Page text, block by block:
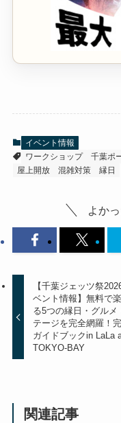
イベント情報
ワークショップ
千葉ポ
屋上開放
混雑対策 縁日
よか
【千葉ジェッツ祭
ベント情報】無料で
る5つの縁日・グルメ
テージを完全網羅！
ガイドブックin LaLa
TOKYO-BAY
関連記事